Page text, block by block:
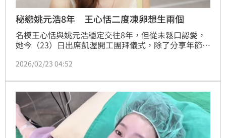
秘戀姚元浩8年 王心恬二度凍卵想生兩個
名模王心恬與姚元浩穩定交往8年，但從未鬆口認愛，
她今（23）日出席凱渥開工團拜儀式，除了分享年節近
早已規劃未來要生兩個小孩，已經凍了將近20顆卵子，
預計今年會調理身體再次凍卵。
2026/02/23 04:52